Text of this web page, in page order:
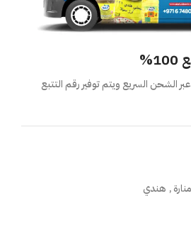
الشحن السريع ويتم توفير رقم التتبع
منارة, هندي